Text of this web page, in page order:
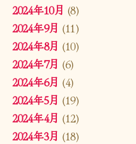
2024年10月 (8)
2024年9月 (11)
2024年8月 (10)
2024年7月 (6)
2024年6月 (4)
2024年5月 (19)
2024年4月 (12)
2024年3月 (18)